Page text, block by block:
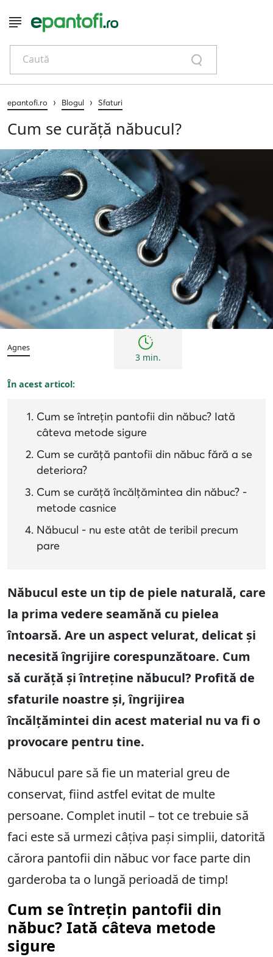
Caută
epantofi.ro › Blogul › Sfaturi
Cum se curăță năbucul?
Sfaturi
Agnes
3 min.
În acest articol:
Cum se întrețin pantofii din năbuc? Iată
câteva metode sigure
Cum se curăță pantofii din năbuc fără a se
deteriora?
Cum se curăță încălțămintea din năbuc? -
metode casnice
Năbucul - nu este atât de teribil precum
pare
Năbucul este un tip de piele naturală, care
la prima vedere seamănă cu pielea
întoarsă. Are un aspect velurat, delicat și
necesită îngrijire corespunzătoare. Cum
să curăță și întreține năbucul? Profită de
sfaturile noastre și, îngrijirea
încălțămintei din acest material nu va fi o
provocare pentru tine.
Năbucul pare să fie un material greu de
conservat, fiind astfel evitat de multe
persoane. Complet inutil – tot ce trebuie să
faci este să urmezi câțiva pași simplii, datorită
cărora pantofii din năbuc vor face parte din
garderoba ta o lungă perioadă de timp!
Cum se întrețin pantofii din
năbuc? Iată câteva metode
sigure